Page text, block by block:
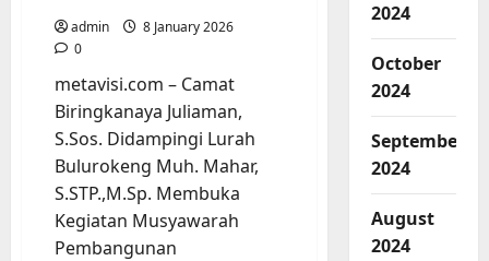
admin
8 January 2026
0
metavisi.com – Camat
Biringkanaya Juliaman,
S.Sos. Didampingi Lurah
Bulurokeng Muh. Mahar,
S.STP.,M.Sp. Membuka
Kegiatan Musyawarah
Pembangunan
2024
October
2024
September
2024
August
2024